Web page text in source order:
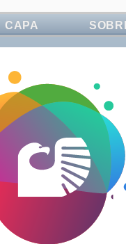
CAPA